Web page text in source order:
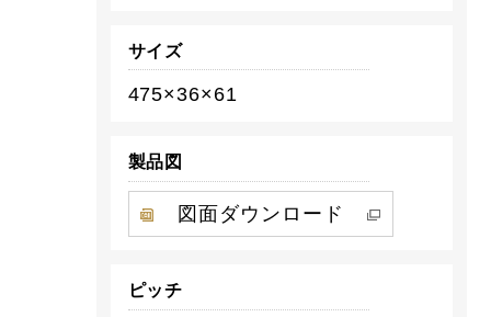
サイズ
475×36×61
製品図
図面ダウンロード
ピッチ